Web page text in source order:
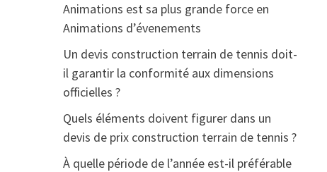
Animations est sa plus grande force en
Animations d’évenements
Un devis construction terrain de tennis doit-
il garantir la conformité aux dimensions
officielles ?
Quels éléments doivent figurer dans un
devis de prix construction terrain de tennis ?
À quelle période de l’année est-il préférable